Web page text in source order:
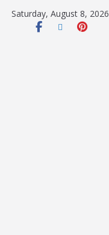
Saturday, August 8, 2026